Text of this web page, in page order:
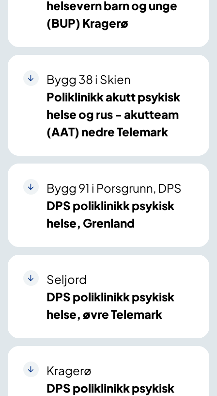
helsevern barn og unge
(BUP) Kragerø
Bygg 38 i Skien
Poliklinikk akutt psykisk
helse og rus - akutteam
(AAT) nedre Telemark
Bygg 91 i Porsgrunn, DPS
DPS poliklinikk psykisk
helse, Grenland
Seljord
DPS poliklinikk psykisk
helse, øvre Telemark
Kragerø
DPS poliklinikk psykisk